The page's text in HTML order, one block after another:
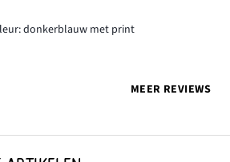
donkerblauw met print
MEER REVIEWS